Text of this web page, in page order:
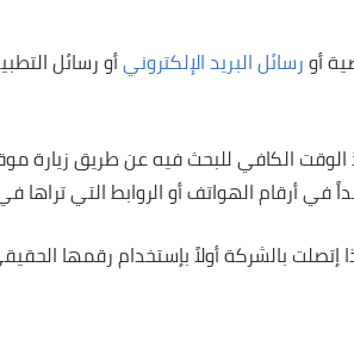
رسائل البريد الإلكترونيأو رسائل
الكافي للبحث فيه عن طريق زيارة
أرقام الهواتف أو الروابط التي تراها